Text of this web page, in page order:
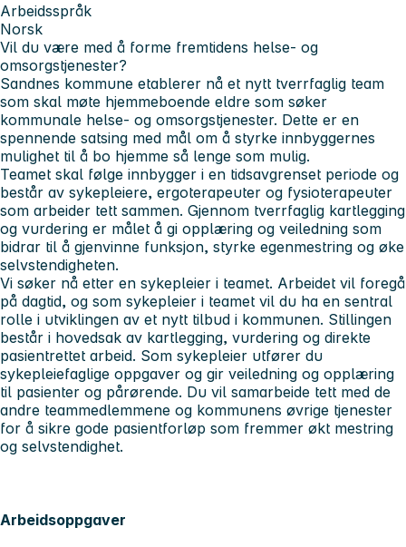
Arbeidsspråk
Norsk
Vil du være med å forme fremtidens helse- og
omsorgstjenester?
Sandnes kommune etablerer nå et nytt tverrfaglig team
som skal møte hjemmeboende eldre som søker
kommunale helse- og omsorgstjenester. Dette er en
spennende satsing med mål om å styrke innbyggernes
mulighet til å bo hjemme så lenge som mulig.
Teamet skal følge innbygger i en tidsavgrenset periode og
består av sykepleiere, ergoterapeuter og fysioterapeuter
som arbeider tett sammen. Gjennom tverrfaglig kartlegging
og vurdering er målet å gi opplæring og veiledning som
bidrar til å gjenvinne funksjon, styrke egenmestring og øke
selvstendigheten.
Vi søker nå etter en sykepleier i teamet. Arbeidet vil foregå
på dagtid, og som sykepleier i teamet vil du ha en sentral
rolle i utviklingen av et nytt tilbud i kommunen. Stillingen
består i hovedsak av kartlegging, vurdering og direkte
pasientrettet arbeid. Som sykepleier utfører du
sykepleiefaglige oppgaver og gir veiledning og opplæring
til pasienter og pårørende. Du vil samarbeide tett med de
andre teammedlemmene og kommunens øvrige tjenester
for å sikre gode pasientforløp som fremmer økt mestring
og selvstendighet.
Arbeidsoppgaver